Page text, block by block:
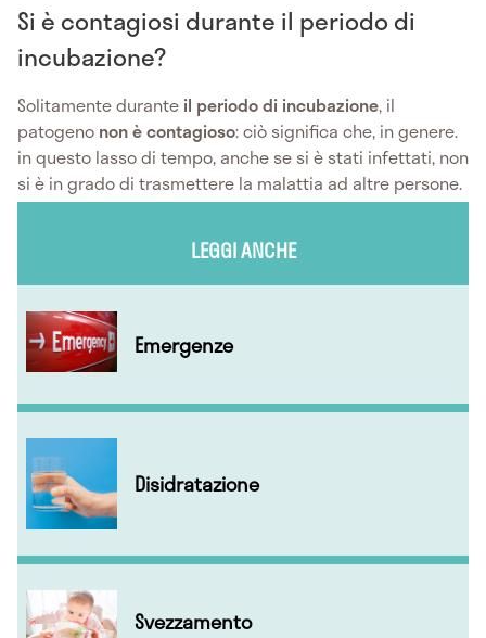
Si è contagiosi durante il periodo di
incubazione?
Solitamentedurante il periodo di incubazione, il
patogeno non è contagioso: ciò significa che, in genere.
in questo lasso di tempo, anche se si è stati infettati, non
si è in grado di trasmettere la malattia ad altre persone.
LEGGI ANCHE
Emergenze
Disidratazione
Svezzamento